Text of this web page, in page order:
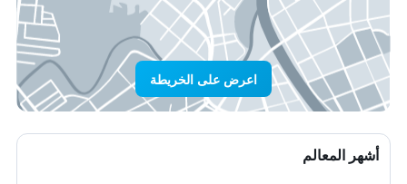
اعرض على الخريطة
أشهر المعالم